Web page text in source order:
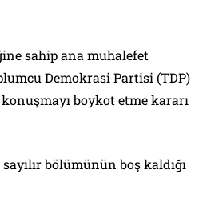
sahip ana muhalefet
Demokrasi Partisi (TDP)
boykot etme kararı
bölümünün boş kaldığı